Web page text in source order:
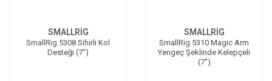
SMALLRİG
SmallRig 5308 Sihirli Kol
Desteği (7'')
SMALLRİG
SmallRig 5310 Magic Arm
Yengeç Şeklinde Kelepçeli
(7'')